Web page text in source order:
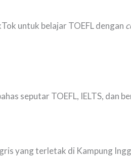
untuk belajar TOEFL dengan
seputar TOEFL, IELTS, dan
yang terletak di Kampung